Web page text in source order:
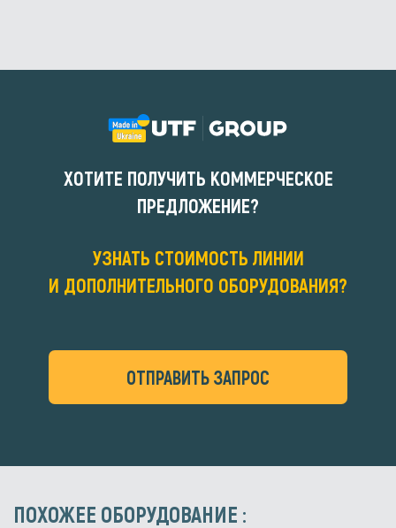
ХОТИТЕ ПОЛУЧИТЬ КОММЕРЧЕСКОЕ
ПРЕДЛОЖЕНИЕ?
УЗНАТЬ СТОИМОСТЬ ЛИНИИ
И ДОПОЛНИТЕЛЬНОГО ОБОРУДОВАНИЯ?
ОТПРАВИТЬ ЗАПРОС
ПОХОЖЕЕ ОБОРУДОВАНИЕ :